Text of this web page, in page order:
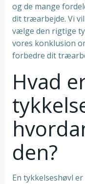
og de mange
dit træarbejde. Vi
vælge den rigtige
vores konklusion
forbedre dit
Hvad
den?
En tykkelseshøvl